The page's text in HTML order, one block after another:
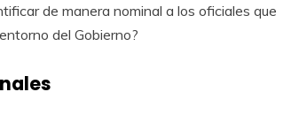
de manera nominal a los oficiales que
del Gobierno?